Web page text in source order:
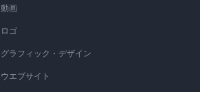
動画
ロゴ
グラフィック・デザイン
ウエブサイト